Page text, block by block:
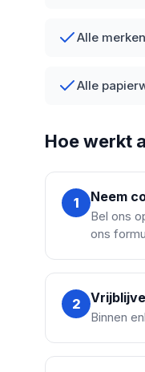
Alle
Alle
Hoe werkt
1 Neem
Bel ons
ons
2
Binnen